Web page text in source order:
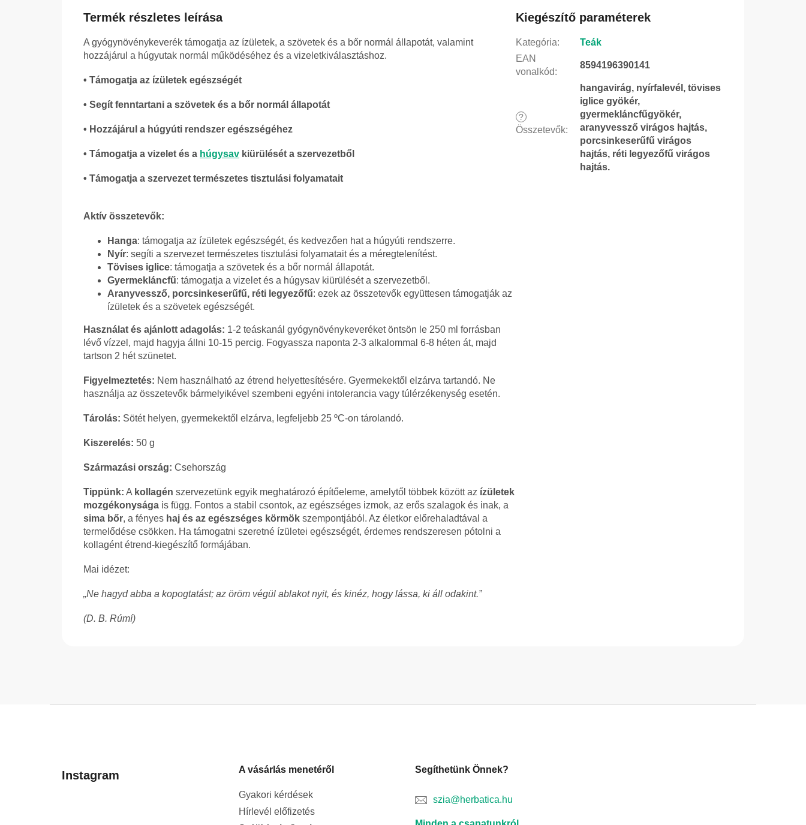
Termék részletes leírása
A gyógynövénykeverék támogatja az ízületek, a szövetek és a bőr normál állapotát, valamint
hozzájárul a húgyutak normál működéséhez és a vizeletkiválasztáshoz.
• Támogatja az ízületek egészségét
• Segít fenntartani a szövetek és a bőr normál állapotát
• Hozzájárul a húgyúti rendszer egészségéhez
• Támogatja a vizelet és a húgysav kiürülését a szervezetből
• Támogatja a szervezet természetes tisztulási folyamatait
Aktív összetevők:
Hanga: támogatja az ízületek egészségét, és kedvezően hat a húgyúti rendszerre.
Nyír: segíti a szervezet természetes tisztulási folyamatait és a méregtelenítést.
Tövises iglice: támogatja a szövetek és a bőr normál állapotát.
Gyermekláncfű: támogatja a vizelet és a húgysav kiürülését a szervezetből.
Aranyvessző, porcsinkeserűfű, réti legyezőfű: ezek az összetevők együttesen támogatják az
ízületek és a szövetek egészségét.
Használat és ajánlott adagolás: 1-2 teáskanál gyógynövénykeveréket öntsön le 250 ml forrásban
lévő vízzel, majd hagyja állni 10-15 percig. Fogyassza naponta 2-3 alkalommal 6-8 héten át, majd
tartson 2 hét szünetet.
Figyelmeztetés: Nem használható az étrend helyettesítésére. Gyermekektől elzárva tartandó. Ne
használja az összetevők bármelyikével szembeni egyéni intolerancia vagy túlérzékenység esetén.
Tárolás: Sötét helyen, gyermekektől elzárva, legfeljebb 25 ºC-on tárolandó.
Kiszerelés: 50 g
Származási ország: Csehország
Tippünk: A kollagén szervezetünk egyik meghatározó építőeleme, amelytől többek között az ízületek
mozgékonysága is függ. Fontos a stabil csontok, az egészséges izmok, az erős szalagok és inak, a
sima bőr, a fényes haj és az egészséges körmök szempontjából. Az életkor előrehaladtával a
termelődése csökken. Ha támogatni szeretné ízületei egészségét, érdemes rendszeresen pótolni a
kollagént étrend-kiegészítő formájában.
Mai idézet:
„Ne hagyd abba a kopogtatást; az öröm végül ablakot nyit, és kinéz, hogy lássa, ki áll odakint.”
(D. B. Rúmí)
Kiegészítő paraméterek
Kategória:
Teák
EAN
vonalkód:
8594196390141
?
Összetevők:
hangavirág, nyírfalevél, tövises
iglice gyökér,
gyermekláncfűgyökér,
aranyvessző virágos hajtás,
porcsinkeserűfű virágos
hajtás, réti legyezőfű virágos
hajtás.
Instagram A vásárlás menetéről
Gyakori kérdések
Hírlevél előfizetés
Segíthetünk Önnek?
szia@herbatica.hu